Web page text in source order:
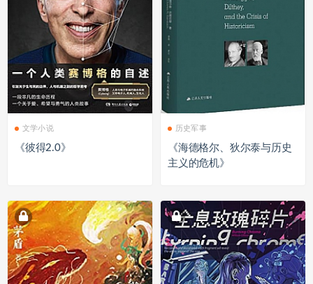
文学小说
《彼得2.0》
历史军事
《海德格尔、狄尔泰与历史
主义的危机》